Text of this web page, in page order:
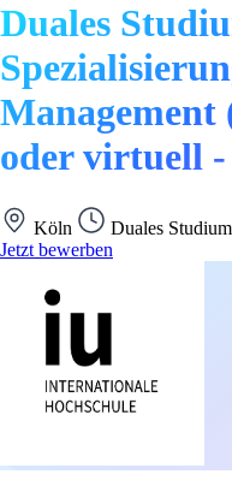
Duales
Management
oder virtuell -
Köln Duales Studium
Jetzt bewerben